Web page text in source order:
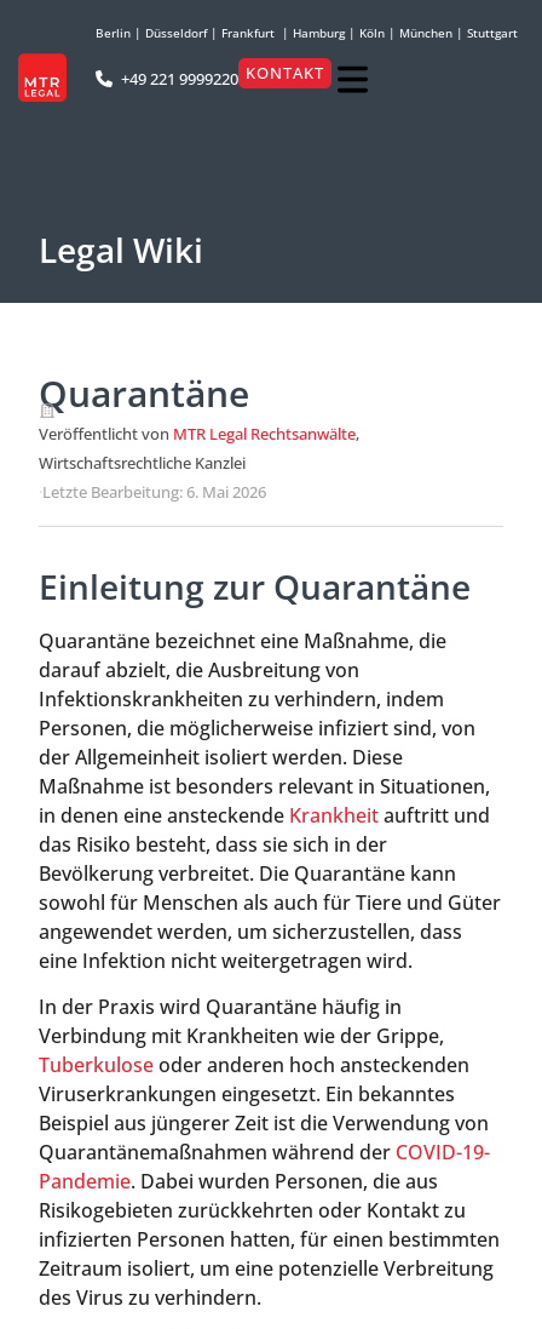
Berlin | Düsseldorf| Frankfurt | Hamburg| Köln | München | Stuttgart
+49 221 9999220 KONTAKT
Legal Wiki
Quarantäne
Veröffentlicht von MTR Legal Rechtsanwälte,
Wirtschaftsrechtliche Kanzlei
·Letzte Bearbeitung: 6. Mai 2026
Einleitung zur Quarantäne
Quarantäne bezeichnet eine Maßnahme, die
darauf abzielt, die Ausbreitung von
Infektionskrankheiten zu verhindern, indem
Personen, die möglicherweise infiziert sind, von
der Allgemeinheit isoliert werden. Diese
Maßnahme ist besonders relevant in Situationen,
in denen eine ansteckende Krankheitauftritt und
das Risiko besteht, dass sie sich in der
Bevölkerung verbreitet. Die Quarantäne kann
sowohl für Menschen als auch für Tiere und Güter
angewendet werden, um sicherzustellen, dass
eine Infektion nicht weitergetragen wird.
In der Praxis wird Quarantäne häufig in
Verbindung mit Krankheiten wie der Grippe,
Tuberkuloseoder anderen hoch ansteckenden
Viruserkrankungen eingesetzt. Ein bekanntes
Beispiel aus jüngerer Zeit ist die Verwendung von
Quarantänemaßnahmen während der COVID-19-
Pandemie. Dabei wurden Personen, die aus
Risikogebieten zurückkehrten oder Kontakt zu
infizierten Personen hatten, für einen bestimmten
Zeitraum isoliert, um eine potenzielle Verbreitung
des Virus zu verhindern.